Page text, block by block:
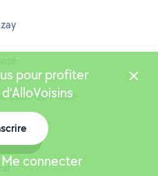
Ellier-du-Maine
pour profiter
connecter